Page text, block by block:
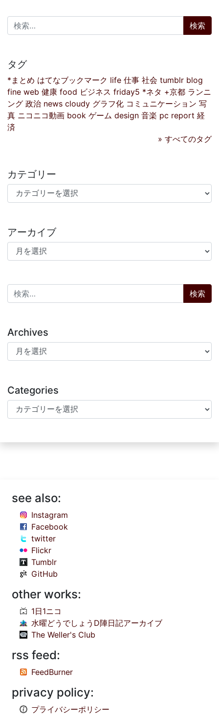
検索:
タグ
*まとめ はてなブックマーク life 仕事 社会 tumblr blog
fine web 健康 food ビジネス friday5 *ネタ +京都 ランニ
ング 政治 news cloudy グラフ化 コミュニケーション 写
真 ニコニコ動画 book ゲーム design 音楽 pc report 経
済
» すべてのタグ
カテゴリー
カテゴリー
アーカイブ
アーカイブ
検索:
Archives
Archives
Categories
Categories
see also:
Instagram
Facebook
twitter
Flickr
Tumblr
GitHub
other works:
1日1ニコ
水曜どうでしょうD陣日記アーカイブ
The Weller's Club
rss feed:
FeedBurner
privacy policy:
プライバシーポリシー